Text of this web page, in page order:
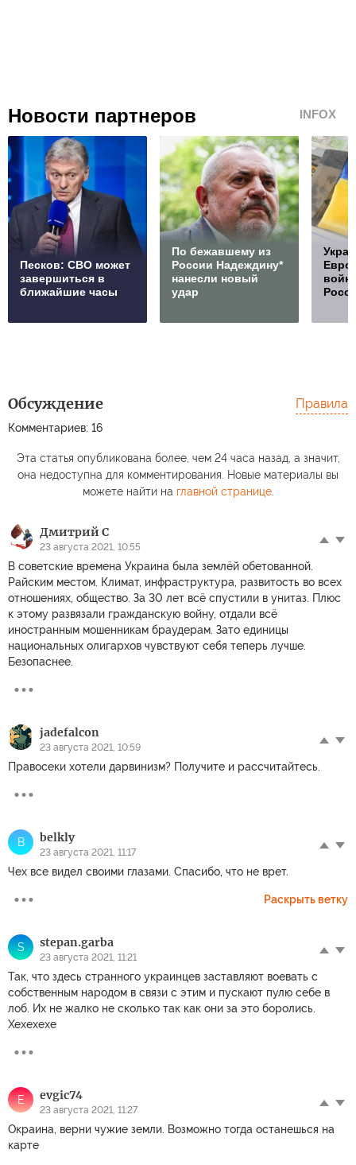
Новости партнеров INFOX
Песков: СВО может
завершиться в
ближайшие часы
По бежавшему из
России Надеждину*
нанесли новый
удар
Обсуждение
Комментариев: 16
Правила
Эта статья опубликована более, чем 24 часа назад, а значит,
она недоступна для комментирования. Новые материалы вы
можете найти на главной странице.
Дмитрий С
23 августа 2021, 10:55
В советские времена Украина была землёй обетованной.
Райским местом. Климат, инфраструктура, развитость во всех
отношениях, общество. За 30 лет всё спустили в унитаз. Плюс
к этому развязали гражданскую войну, отдали всё
иностранным мошенникам браудерам. Зато единицы
национальных олигархов чувствуют себя теперь лучше.
Безопаснее.
jadefalcon
23 августа 2021, 10:59
Правосеки хотели дарвинизм? Получите и рассчитайтесь.
B belkly
23 августа 2021, 11:17
Чех все видел своими глазами. Спасибо, что не врет.
Раскрыть ветку
S stepan.garba
23 августа 2021, 11:21
Так, что здесь странного украинцев заставляют воевать с
собственным народом в связи с этим и пускают пулю себе в
лоб. Их не жалко не сколько так как они за это боролись.
Хехехехе
E evgic74
23 августа 2021, 11:27
Окраина, верни чужие земли. Возможно тогда останешься на
карте